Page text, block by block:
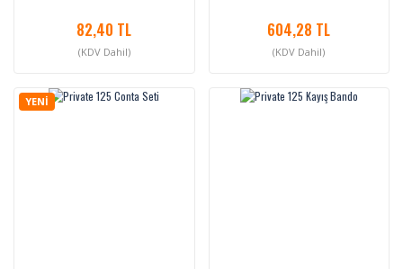
82,40 TL
(KDV Dahil)
604,28 TL
(KDV Dahil)
YENİ